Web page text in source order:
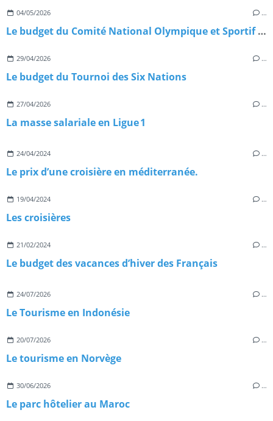
04/05/2026 …
Le budget du Comité National Olympique et Sportif du Cameroun
29/04/2026 …
Le budget du Tournoi des Six Nations
27/04/2026 …
La masse salariale en Ligue 1
24/04/2024 …
Le prix d’une croisière en méditerranée.
19/04/2024 …
Les croisières
21/02/2024 …
Le budget des vacances d’hiver des Français
24/07/2026 …
Le Tourisme en Indonésie
20/07/2026 …
Le tourisme en Norvège
30/06/2026 …
Le parc hôtelier au Maroc